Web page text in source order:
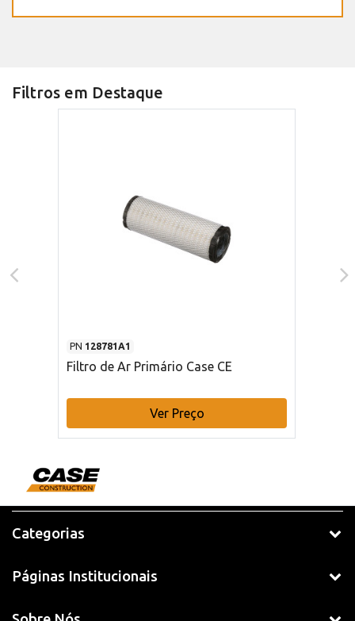
Filtros em Destaque
PN 128781A1
Filtro de Ar Primário Case CE
Ver Preço
Categorias
Páginas Institucionais